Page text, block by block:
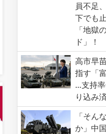
員不足
下でも
「地獄
ド」！
高市早
指す「
…支持
り込み
「そん
か」中